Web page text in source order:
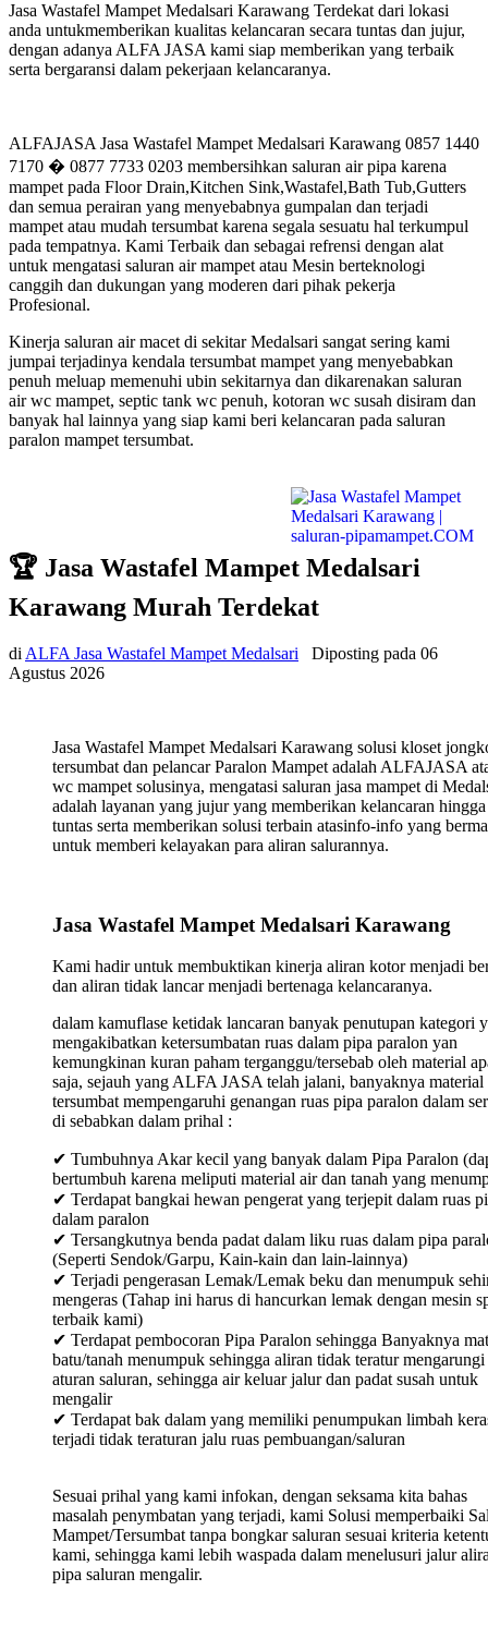
Jasa Wastafel Mampet Medalsari Karawang Terdekat dari lokasi
anda untukmemberikan kualitas kelancaran secara tuntas dan jujur,
dengan adanya ALFA JASA kami siap memberikan yang terbaik
serta bergaransi dalam pekerjaan kelancaranya.
ALFAJASA Jasa Wastafel Mampet Medalsari Karawang 0857 1440
7170 � 0877 7733 0203 membersihkan saluran air pipa karena
mampet pada Floor Drain,Kitchen Sink,Wastafel,Bath Tub,Gutters
dan semua perairan yang menyebabnya gumpalan dan terjadi
mampet atau mudah tersumbat karena segala sesuatu hal terkumpul
pada tempatnya. Kami Terbaik dan sebagai refrensi dengan alat
untuk mengatasi saluran air mampet atau Mesin berteknologi
canggih dan dukungan yang moderen dari pihak pekerja
Profesional.
Kinerja saluran air macet di sekitar Medalsari sangat sering kami
jumpai terjadinya kendala tersumbat mampet yang menyebabkan
penuh meluap memenuhi ubin sekitarnya dan dikarenakan saluran
air wc mampet, septic tank wc penuh, kotoran wc susah disiram dan
banyak hal lainnya yang siap kami beri kelancaran pada saluran
paralon mampet tersumbat.
🏆 Jasa Wastafel Mampet Medalsari
Karawang Murah Terdekat
di ALFA Jasa Wastafel Mampet Medalsari Diposting pada 06
Agustus 2026
Jasa Wastafel Mampet Medalsari Karawang solusi kloset
tersumbat dan pelancar Paralon Mampet adalah ALFAJASA
wc mampet solusinya, mengatasi saluran jasa mampet di
adalah layanan yang jujur yang memberikan kelancaran hingga
tuntas serta memberikan solusi terbain atasinfo-info yang
untuk memberi kelayakan para aliran salurannya.
Jasa Wastafel Mampet Medalsari Karawang
Kami hadir untuk membuktikan kinerja aliran kotor menjadi
dan aliran tidak lancar menjadi bertenaga kelancaranya.
dalam kamuflase ketidak lancaran banyak penutupan kategori
mengakibatkan ketersumbatan ruas dalam pipa paralon yan
kemungkinan kuran paham terganggu/tersebab oleh material
saja, sejauh yang ALFA JASA telah jalani, banyaknya material
tersumbat mempengaruhi genangan ruas pipa paralon dalam
di sebabkan dalam prihal :
✔ Tumbuhnya Akar kecil yang banyak dalam Pipa Paralon
bertumbuh karena meliputi material air dan tanah yang
✔ Terdapat bangkai hewan pengerat yang terjepit dalam ruas
dalam paralon
✔ Tersangkutnya benda padat dalam liku ruas dalam pipa
(Seperti Sendok/Garpu, Kain-kain dan lain-lainnya)
✔ Terjadi pengerasan Lemak/Lemak beku dan menumpuk
mengeras (Tahap ini harus di hancurkan lemak dengan mesin
terbaik kami)
✔ Terdapat pembocoran Pipa Paralon sehingga Banyaknya
batu/tanah menumpuk sehingga aliran tidak teratur mengarungi
aturan saluran, sehingga air keluar jalur dan padat susah untuk
mengalir
✔ Terdapat bak dalam yang memiliki penumpukan limbah
terjadi tidak teraturan jalu ruas pembuangan/saluran
Sesuai prihal yang kami infokan, dengan seksama kita bahas
masalah penymbatan yang terjadi, kami Solusi memperbaiki
Mampet/Tersumbat tanpa bongkar saluran sesuai kriteria
kami, sehingga kami lebih waspada dalam menelusuri jalur
pipa saluran mengalir.